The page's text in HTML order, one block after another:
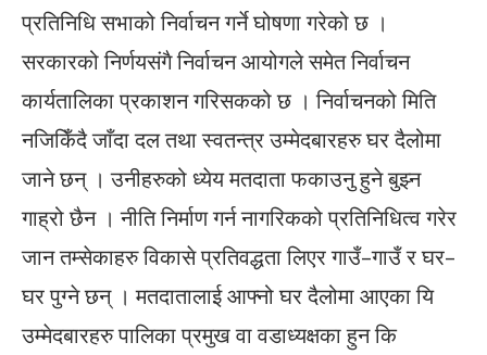
प्रतिनिधि सभाको निर्वाचन गर्ने घोषणा गरेको छ ।
सरकारको निर्णयसंगै निर्वाचन आयोगले समेत निर्वाचन
कार्यतालिका प्रकाशन गरिसकको छ । निर्वाचनको मिति
नजिकिँदै जाँदा दल तथा स्वतन्त्र उम्मेदबारहरु घर दैलोमा
जाने छन् । उनीहरुको ध्येय मतदाता फकाउनु हुने बुझ्न
गाह्रो छैन । नीति निर्माण गर्न नागरिकको प्रतिनिधित्व गरेर
जान तम्सेकाहरु विकासे प्रतिवद्धता लिएर गाउँ–गाउँ र घर–
घर पुग्ने छन् । मतदातालाई आफ्नो घर दैलोमा आएका यि
उम्मेदबारहरु पालिका प्रमुख वा वडाध्यक्षका हुन कि